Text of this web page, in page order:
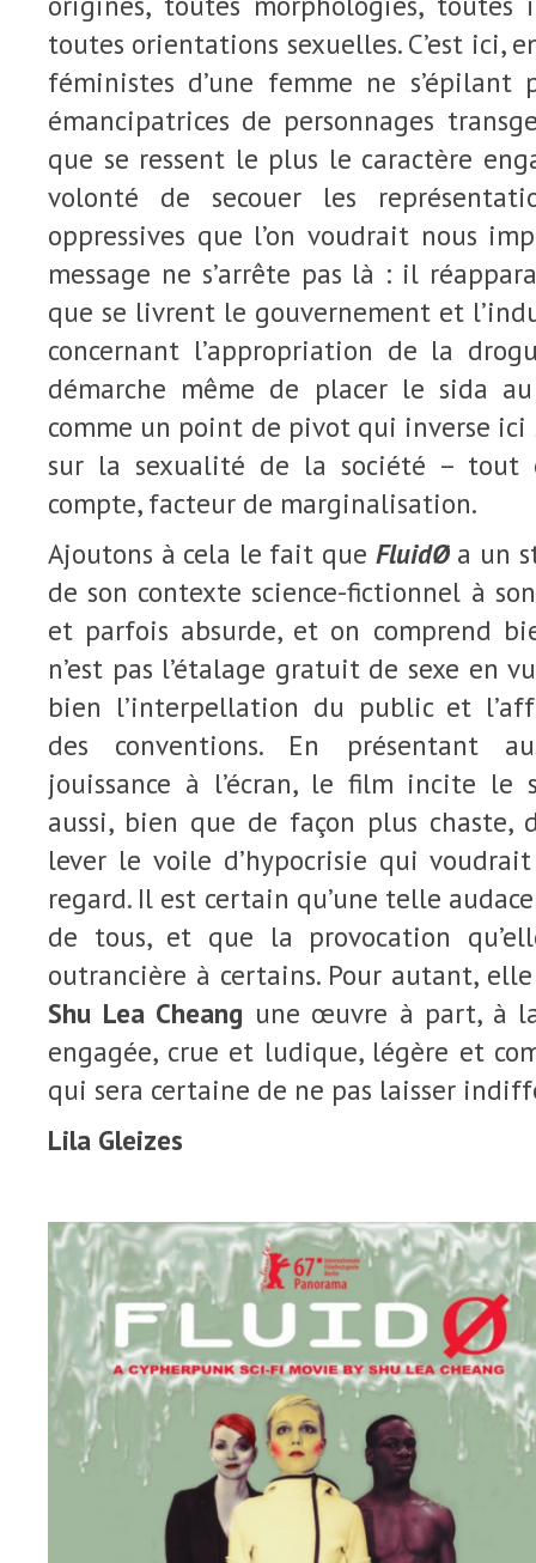
toutes orientations sexuelles. C’est ici,
féministes d’une femme ne
émancipatrices de personnages
que se ressent le plus le caractère
volonté de secouer les
oppressives que l’on voudrait nous
message ne s’arrête pas là : il
que se livrent le gouvernement et
concernant l’appropriation de la
démarche même de placer le sida
comme un point de pivot qui inverse
sur la sexualité de la société – tout
compte, facteur de marginalisation.
Ajoutons à cela le fait que FluidØa un
de son contexte science-fictionnel à
et parfois absurde, et on comprend
n’est pas l’étalage gratuit de sexe en
bien l’interpellation du public et
des conventions. En présentant
jouissance à l’écran, le film incite
aussi, bien que de façon plus chaste,
lever le voile d’hypocrisie qui
regard. Il est certain qu’une telle
de tous, et que la provocation
outrancière à certains. Pour autant,
Shu Lea Cheang une œuvre à part, à
engagée, crue et ludique, légère et
qui sera certaine de ne pas laisser
Lila Gleizes